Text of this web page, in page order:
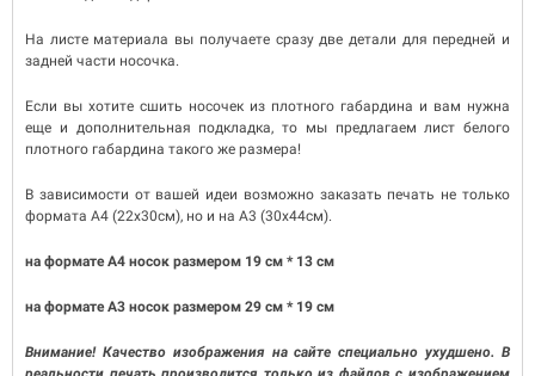
На листе материала вы получаете сразу две детали для передней и
задней части носочка.
Если вы хотите сшить носочек из плотного габардина и вам нужна
еще и дополнительная подкладка, то мы предлагаем лист белого
плотного габардина такого же размера!
В зависимости от вашей идеи возможно заказать печать не только
формата A4 (22х30см), но и на A3 (30х44см).
на формате А4 носок размером 19 см * 13 см
на формате А3 носок размером 29 см * 19 см
Внимание! Качество изображения на сайте специально ухудшено. В